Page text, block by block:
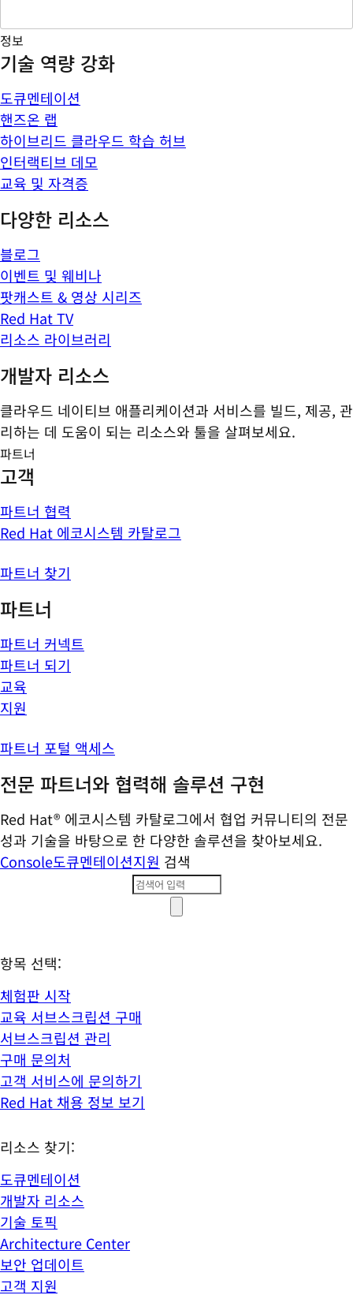
정보
기술 역량 강화
도큐멘테이션
핸즈온 랩
하이브리드 클라우드 학습 허브
인터랙티브 데모
교육 및 자격증
다양한 리소스
블로그
이벤트 및 웨비나
팟캐스트 & 영상 시리즈
Red Hat TV
리소스 라이브러리
개발자 리소스
클라우드 네이티브 애플리케이션과 서비스를 빌드, 제공, 관
리하는 데 도움이 되는 리소스와 툴을 살펴보세요.
파트너
고객
파트너 협력
Red Hat 에코시스템 카탈로그
파트너 찾기
파트너
파트너 커넥트
파트너 되기
교육
지원
파트너 포털 액세스
전문 파트너와 협력해 솔루션 구현
Red Hat® 에코시스템 카탈로그에서 협업 커뮤니티의 전문
성과 기술을 바탕으로 한 다양한 솔루션을 찾아보세요.
Console도큐멘테이션지원 검색
항목 선택:
체험판 시작
교육 서브스크립션 구매
서브스크립션 관리
구매 문의처
고객 서비스에 문의하기
Red Hat 채용 정보 보기
리소스 찾기:
도큐멘테이션
개발자 리소스
기술 토픽
Architecture Center
보안 업데이트
고객 지원